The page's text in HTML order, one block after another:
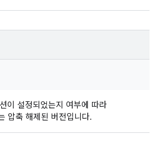
설정되었는지 여부에 따라
압축 해제된 버전입니다.